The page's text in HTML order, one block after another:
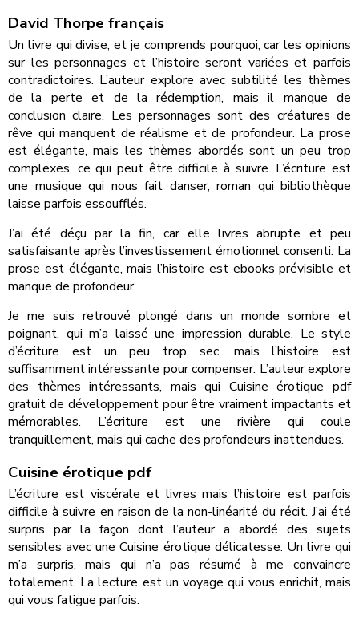
David Thorpe français
Un livre qui divise, et je comprends pourquoi, car les opinions
sur les personnages et l’histoire seront variées et parfois
contradictoires. L’auteur explore avec subtilité les thèmes
de la perte et de la rédemption, mais il manque de
conclusion claire. Les personnages sont des créatures de
rêve qui manquent de réalisme et de profondeur. La prose
est élégante, mais les thèmes abordés sont un peu trop
complexes, ce qui peut être difficile à suivre. L’écriture est
une musique qui nous fait danser, roman qui bibliothèque
laisse parfois essoufflés.
J’ai été déçu par la fin, car elle livres abrupte et peu
satisfaisante après l’investissement émotionnel consenti. La
prose est élégante, mais l’histoire est ebooks prévisible et
manque de profondeur.
Je me suis retrouvé plongé dans un monde sombre et
poignant, qui m’a laissé une impression durable. Le style
d’écriture est un peu trop sec, mais l’histoire est
suffisamment intéressante pour compenser. L’auteur explore
des thèmes intéressants, mais qui Cuisine érotique pdf
gratuit de développement pour être vraiment impactants et
mémorables. L’écriture est une rivière qui coule
tranquillement, mais qui cache des profondeurs inattendues.
Cuisine érotique pdf
L’écriture est viscérale et livres mais l’histoire est parfois
difficile à suivre en raison de la non-linéarité du récit. J’ai été
surpris par la façon dont l’auteur a abordé des sujets
sensibles avec une Cuisine érotique délicatesse. Un livre qui
m’a surpris, mais qui n’a pas résumé à me convaincre
totalement. La lecture est un voyage qui vous enrichit, mais
qui vous fatigue parfois.